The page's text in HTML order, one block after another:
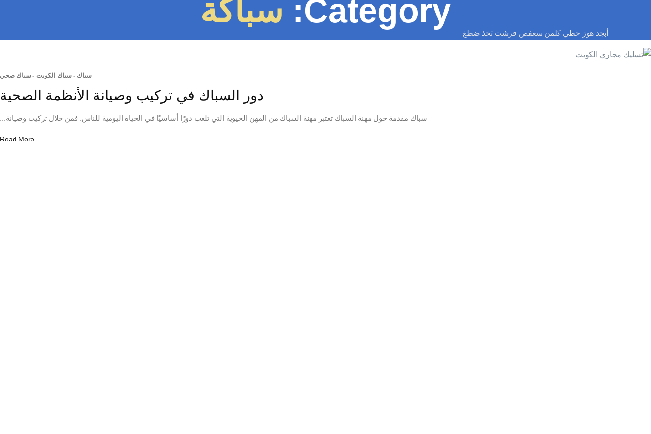
Category: سباكة
أبجد هوز حطي كلمن سعفص قرشت ثخذ ضظغ
سباك - سباك الكويت - سباك صحي
دور السباك في تركيب وصيانة الأنظمة الصحية
سباك مقدمة حول مهنة السباك تعتبر مهنة السباك من المهن الحيوية التي تلعب دورًا أساسيًا في الحياة اليومية للناس. فمن خلال تركيب وصيانة...
Read More